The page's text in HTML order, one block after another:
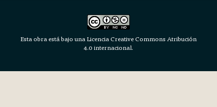
Esta obra está bajo una Licencia Creative Commons Atribución
4.0 internacional.